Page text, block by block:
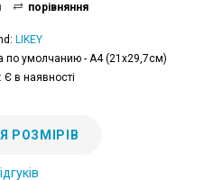
порівняння
LIKEY
по умолчанию - А4 (21x29,7см)
Є в наявності
РОЗМІРІВ